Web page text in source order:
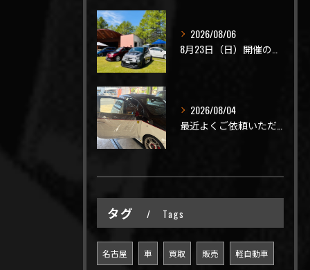
2026/08/06
8月23日（日）開催のビーナスラインを走ろうの会 夏の陣
2026/08/04
最近よくご依頼いただく、弊社おすすめメニュー！
タグ Tags
名古屋 車 買取 販売 軽自動車